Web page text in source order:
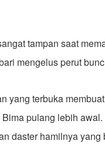
tampan saat
mengelus perut
yang terbuka
pulang lebih
daster hamilnya yang